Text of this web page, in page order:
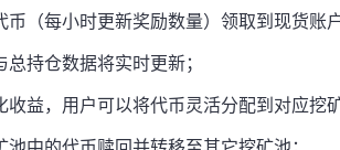
（每小时更新奖励数量）领取到现货账户
持仓数据将实时更新；
益，用户可以将代币灵活分配到对应挖